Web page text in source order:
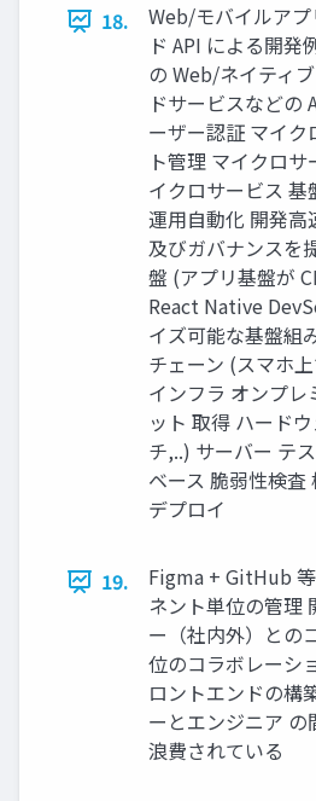
18.
Web/モバイルア
ド API による開発
の Web/ネイティ
ドサービスなどの
ーザー認証 マイ
ト管理 マイクロ
イクロサービス
運⽤⾃動化 開発⾼
及びガバナンスを
盤 (アプリ基盤が
React Native
イズ可能な基盤組
チェーン (スマホ
インフラ オンプレ
ット 取得 ハード
チ,..) サーバー テ
ベース 脆弱性検査
デプロイ
19.
Figma + GitHub
ネント単位の管理
ー（社内外）との
位のコラボレーシ
ロントエンドの構
ーとエンジニア
浪費されている